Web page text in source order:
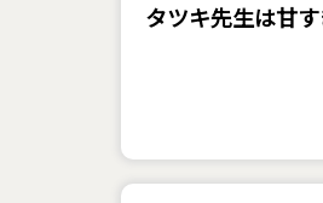
タツキ先生は甘す